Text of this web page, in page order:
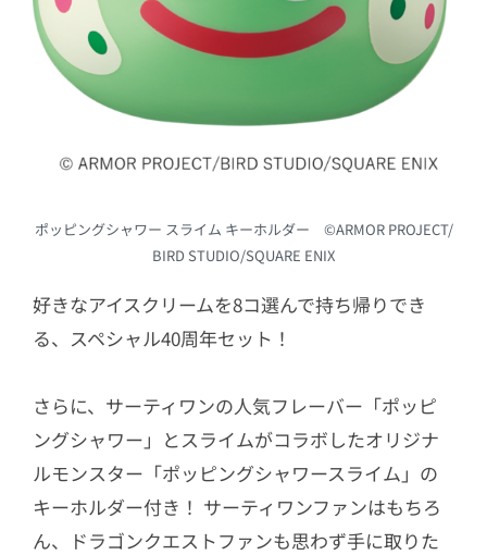
ポッピングシャワー スライム キーホルダー ©ARMOR PROJECT/
BIRD STUDIO/SQUARE ENIX
好きなアイスクリームを8コ選んで持ち帰りでき
る、スペシャル40周年セット！
さらに、サーティワンの人気フレーバー「ポッピ
ングシャワー」とスライムがコラボしたオリジナ
ルモンスター「ポッピングシャワースライム」の
キーホルダー付き！ サーティワンファンはもちろ
ん、ドラゴンクエストファンも思わず手に取りた